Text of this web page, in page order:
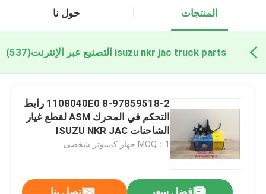
المنتجات حول نا
isuzu nkr jac truck parts التصنيع عبر الإنترنت (537)
8-97859518-2 1108040E0 رابط
التحكم في المحرك ASM لقطع غيار
الشاحنات ISUZU NKR JAC
MOQ：1 جهاز كمبيوتر شخصى